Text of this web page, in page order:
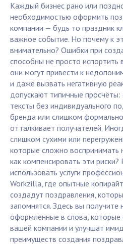
Каждый бизнес рано или
необходимостью оформить
компании — будь то праздник
важное событие. Но почему к
внимательно? Ошибки при
способны не просто
они могут привести к
и даже вызвать негативную
допускают типичные
тексты без индивидуального
бренда или слишком
отталкивает получателей.
слишком сухими или
которые сложно воспринимать
как компенсировать эти
использовать услуги
Workzilla, где опытные
создадут поздравления,
запомнятся. Здесь вы получите
оформленные в слова,
вашей компании и улучшат
преимуществ создания